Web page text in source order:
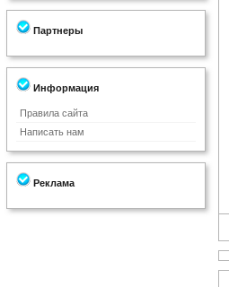
Партнеры
Информация
Правила сайта
Написать нам
Реклама